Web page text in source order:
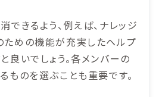
できるよう、例えば、ナレッジ
めの機能が充実したヘルプ
良いでしょう。各メンバーの
ものを選ぶことも重要です。